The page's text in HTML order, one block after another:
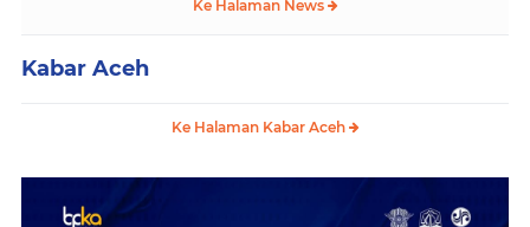
Ke Halaman News
Kabar Aceh
Ke Halaman Kabar Aceh